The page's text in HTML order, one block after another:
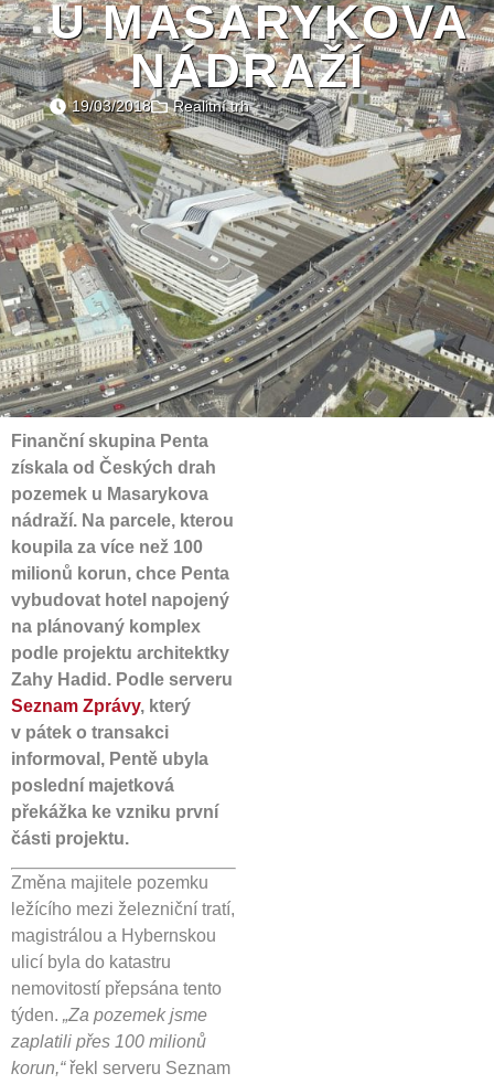
U MASARYKOVA
NÁDRAŽÍ
19/03/2018 Realitní trh
Finanční skupina Penta
získala od Českých drah
pozemek u Masarykova
nádraží. Na parcele, kterou
koupila za více než 100
milionů korun, chce Penta
vybudovat hotel napojený
na plánovaný komplex
podle projektu architektky
Zahy Hadid. Podle serveru
Seznam Zprávy, který
v pátek o transakci
informoval, Pentě ubyla
poslední majetková
překážka ke vzniku první
části projektu.
Změna majitele pozemku
ležícího mezi železniční tratí,
magistrálou a Hybernskou
ulicí byla do katastru
nemovitostí přepsána tento
týden. „Za pozemek jsme
zaplatili přes 100 milionů
korun,“řekl serveru Seznam